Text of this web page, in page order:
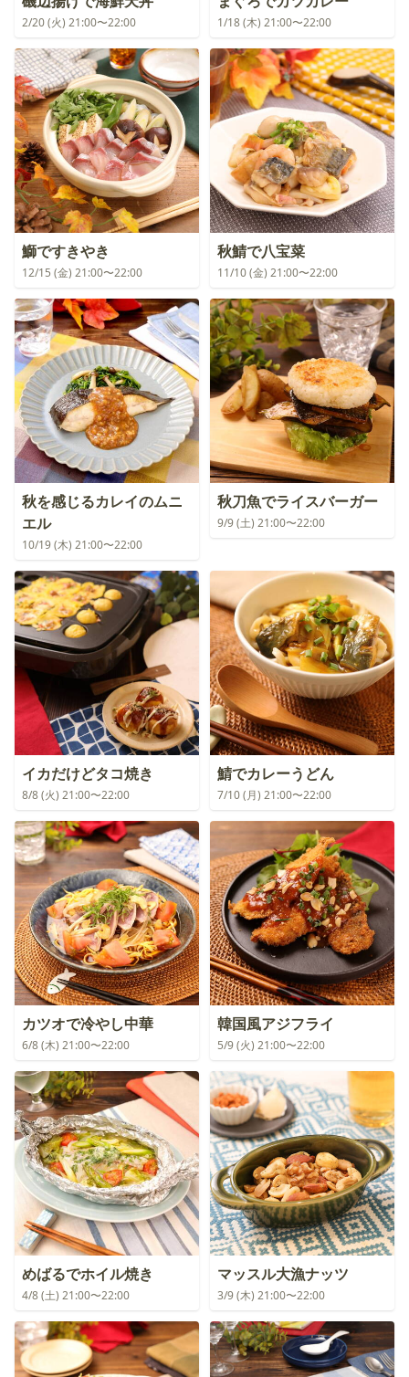
2/20 (火) 21:00〜22:00 1/18 (木) 21:00〜22:00
鰤ですきやき
12/15 (金) 21:00〜22:00
秋鯖で八宝菜
11/10 (金) 21:00〜22:00
秋を感じるカレイのムニ
エル
10/19 (木) 21:00〜22:00
秋刀魚でライスバーガー
9/9 (土) 21:00〜22:00
イカだけどタコ焼き
8/8 (火) 21:00〜22:00
鯖でカレーうどん
7/10 (月) 21:00〜22:00
カツオで冷やし中華
6/8 (木) 21:00〜22:00
韓国風アジフライ
5/9 (火) 21:00〜22:00
めばるでホイル焼き
4/8 (土) 21:00〜22:00
マッスル大漁ナッツ
3/9 (木) 21:00〜22:00